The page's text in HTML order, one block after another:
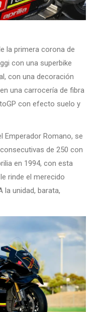
la primera corona de
con una superbike
con una decoración
una carrocería de fibra
con efecto suelo y
Emperador Romano, se
de 250 con
en 1994, con esta
rinde el merecido
la unidad, barata,